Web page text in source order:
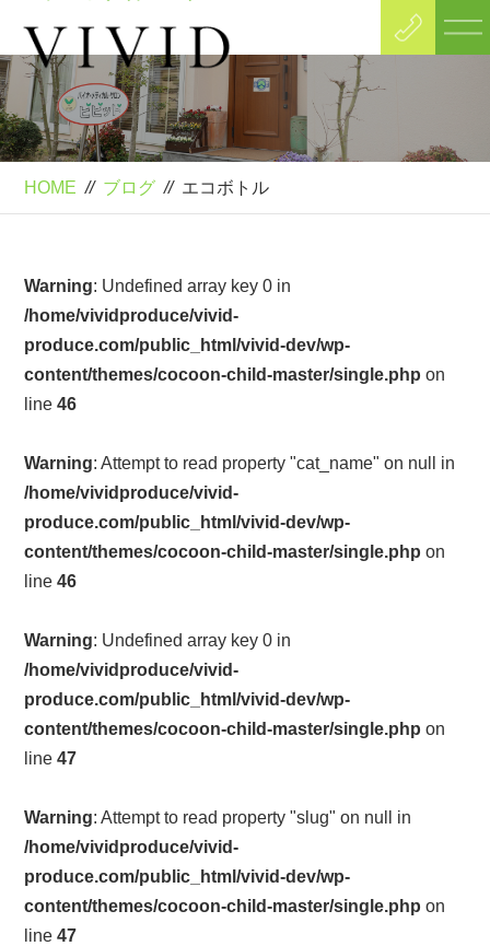
Blog
ブログ
HOME // ブログ // エコボトル
Warning: Undefined array key 0 in
/home/vividproduce/vivid-
produce.com/public_html/vivid-dev/wp-
content/themes/cocoon-child-master/single.php on
line46
Warning: Attempt to read property "cat_name" on null in
/home/vividproduce/vivid-
produce.com/public_html/vivid-dev/wp-
content/themes/cocoon-child-master/single.php on
line46
Warning: Undefined array key 0 in
/home/vividproduce/vivid-
produce.com/public_html/vivid-dev/wp-
content/themes/cocoon-child-master/single.php on
line47
Warning: Attempt to read property "slug" on null in
/home/vividproduce/vivid-
produce.com/public_html/vivid-dev/wp-
content/themes/cocoon-child-master/single.php on
line47